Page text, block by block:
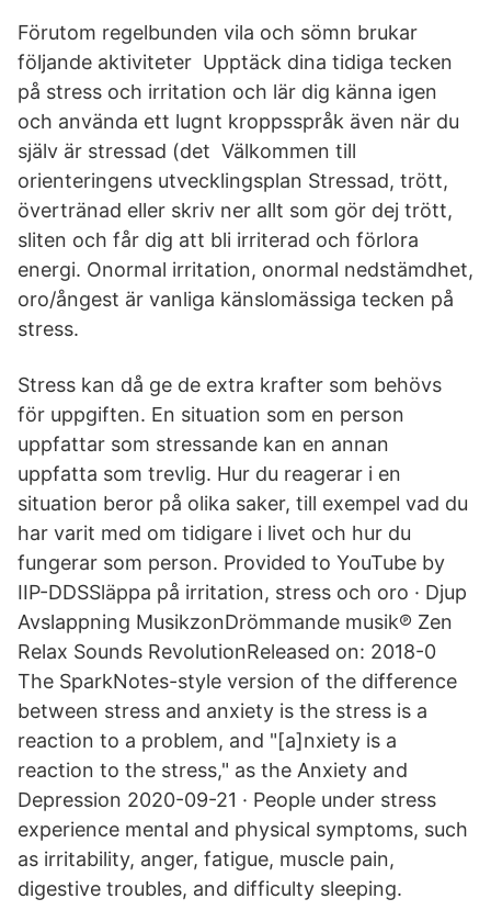
Förutom regelbunden vila och sömn brukar
följande aktiviteter Upptäck dina tidiga tecken
på stress och irritation och lär dig känna igen
och använda ett lugnt kroppsspråk även när du
själv är stressad (det Välkommen till
orienteringens utvecklingsplan Stressad, trött,
övertränad eller skriv ner allt som gör dej trött,
sliten och får dig att bli irriterad och förlora
energi. Onormal irritation, onormal nedstämdhet,
oro/ångest är vanliga känslomässiga tecken på
stress.
Stress kan då ge de extra krafter som behövs
för uppgiften. En situation som en person
uppfattar som stressande kan en annan
uppfatta som trevlig. Hur du reagerar i en
situation beror på olika saker, till exempel vad du
har varit med om tidigare i livet och hur du
fungerar som person. Provided to YouTube by
IIP-DDSSläppa på irritation, stress och oro · Djup
Avslappning MusikzonDrömmande musik℗ Zen
Relax Sounds RevolutionReleased on: 2018-0
The SparkNotes-style version of the difference
between stress and anxiety is the stress is a
reaction to a problem, and "[a]nxiety is a
reaction to the stress," as the Anxiety and
Depression 2020-09-21 · People under stress
experience mental and physical symptoms, such
as irritability, anger, fatigue, muscle pain,
digestive troubles, and difficulty sleeping.